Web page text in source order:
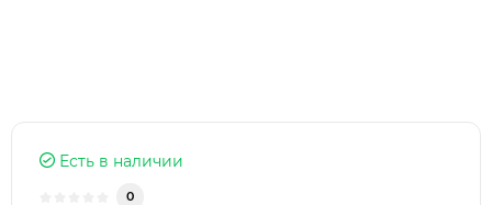
Есть в наличии
0